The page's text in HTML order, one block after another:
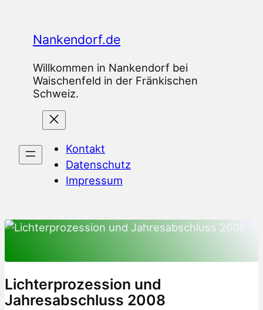
springenNankendorf.de
Willkommen in Nankendorf bei
Waischenfeld in der Fränkischen
Schweiz.
Kontakt
Datenschutz
Impressum
Lichterprozession und
Jahresabschluss 2008